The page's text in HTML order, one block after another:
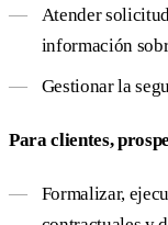
Atender
información
Gestionar la
Para clientes,
Formalizar,